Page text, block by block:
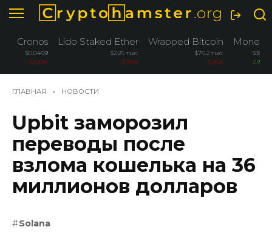
Перейти
содержанию
Cronos
$0.0469
-12.80%
Lido Staked Ether
$2.26 тыс.
-3.76%
Wrapped Bitcoin
$76.2 тыс.
-3.26%
Monero
$381.5
2.90%
ГЛАВНАЯ » НОВОСТИ
Upbit заморозил
переводы после
взлома кошелька на 36
миллионов долларов
Solana